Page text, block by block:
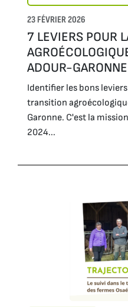
23 FÉVRIER 2026
7 LEVIERS POUR
ADOUR-GARONNE
Identifier les bons
transition
Garonne. C'est la
2024...